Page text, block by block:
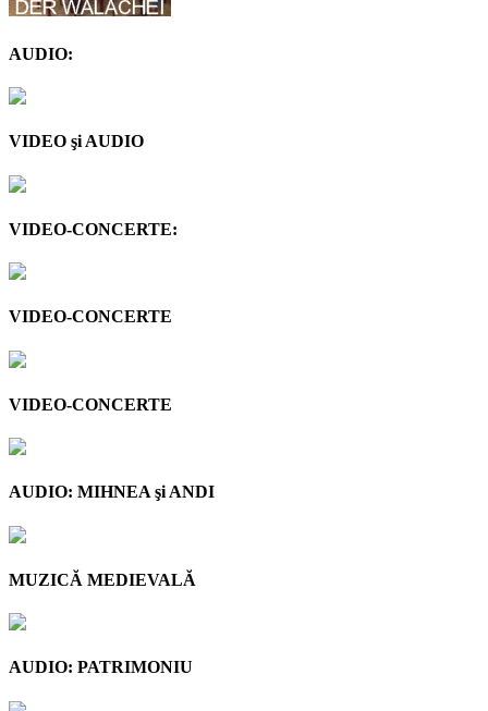
AUDIO:
VIDEO şi AUDIO
VIDEO-CONCERTE:
VIDEO-CONCERTE
VIDEO-CONCERTE
AUDIO: MIHNEA şi ANDI
MUZICĂ MEDIEVALĂ
AUDIO: PATRIMONIU